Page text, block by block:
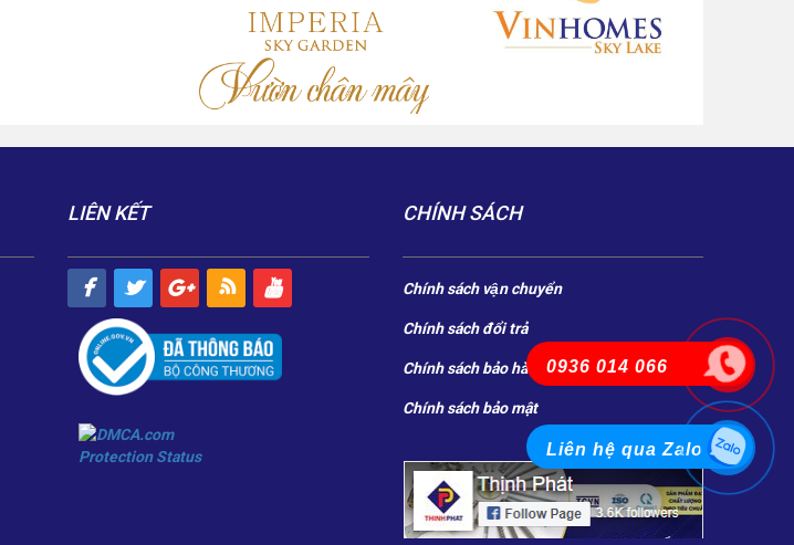
LIÊN KẾT CHÍNH SÁCH
Chính sách vận chuyển
Chính sách đổi trả
Chính sách bảo hành
Chính sách bảo mật
0936 014 066
Liên hệ qua Zalo